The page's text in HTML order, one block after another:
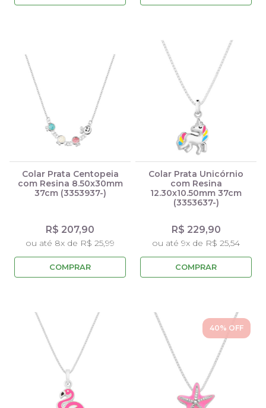
Colar Prata Centopeia
com Resina 8.50x30mm
37cm (3353937-)
R$ 207,90
ou até 8x de R$ 25,99
COMPRAR
Colar Prata Unicórnio
com Resina
12.30x10.50mm 37cm
(3353637-)
R$ 229,90
ou até 9x de R$ 25,54
COMPRAR
40% OFF